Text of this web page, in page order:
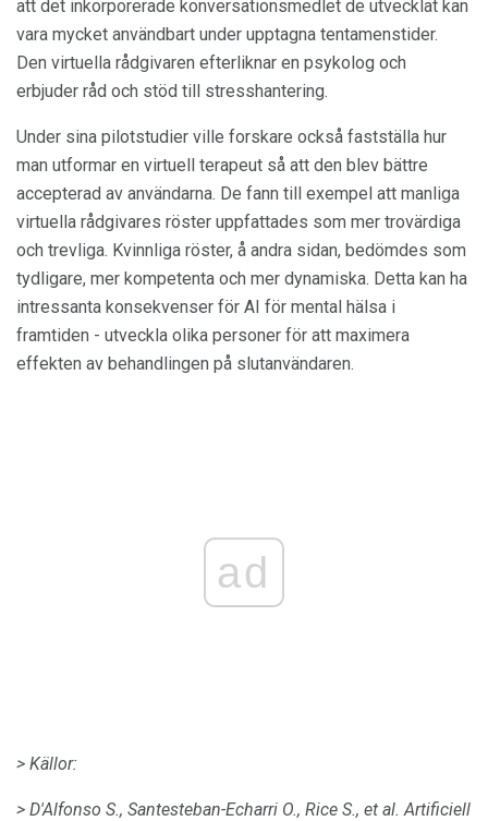
att det inkorporerade konversationsmedlet de utvecklat kan
vara mycket användbart under upptagna tentamenstider.
Den virtuella rådgivaren efterliknar en psykolog och
erbjuder råd och stöd till stresshantering.
Under sina pilotstudier ville forskare också fastställa hur
man utformar en virtuell terapeut så att den blev bättre
accepterad av användarna. De fann till exempel att manliga
virtuella rådgivares röster uppfattades som mer trovärdiga
och trevliga. Kvinnliga röster, å andra sidan, bedömdes som
tydligare, mer kompetenta och mer dynamiska. Detta kan ha
intressanta konsekvenser för AI för mental hälsa i
framtiden - utveckla olika personer för att maximera
effekten av behandlingen på slutanvändaren.
ad
> Källor:
> D'Alfonso S., Santesteban-Echarri O., Rice S., et al. Artificiell